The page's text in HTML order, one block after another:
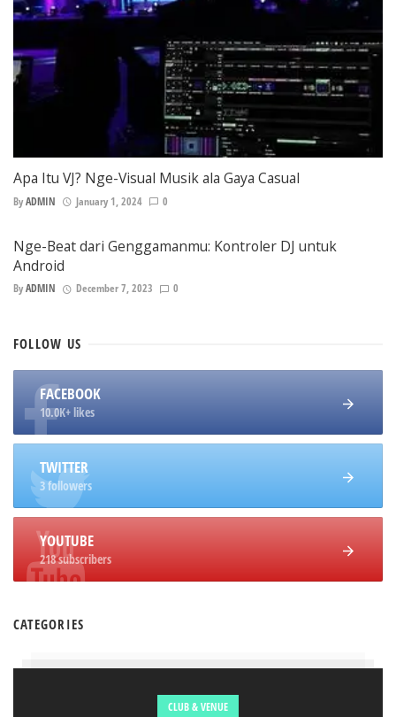
Apa Itu VJ? Nge-Visual Musik ala Gaya Casual
ByADMIN January 1, 2024 0
Nge-Beat dari Genggamanmu: Kontroler DJ untuk
Android
ByADMIN December 7, 2023 0
FOLLOW US
FACEBOOK
10.0K+ likes
TWITTER
3 followers
YOUTUBE
218 subscribers
CATEGORIES
CLUB & VENUE